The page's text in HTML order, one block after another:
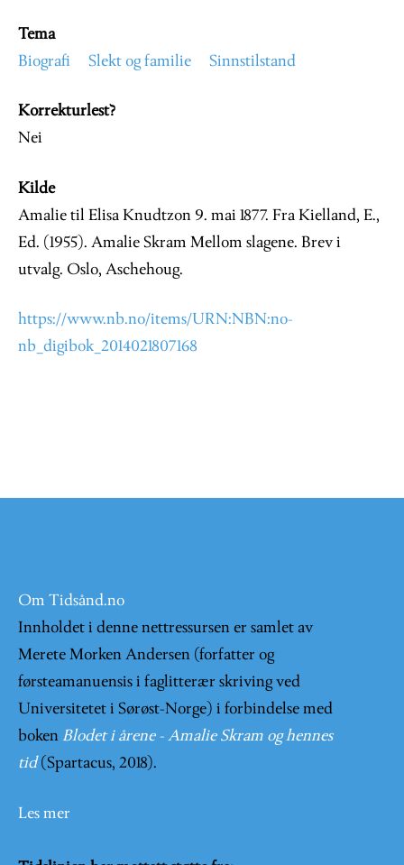
Tema
Biografi
Slekt og familie Sinnstilstand
Korrekturlest?
Nei
Kilde
Amalie til Elisa Knudtzon 9. mai 1877. Fra Kielland, E.,
Ed. (1955). Amalie Skram Mellom slagene. Brev i
utvalg. Oslo, Aschehoug.
https://www.nb.no/items/URN:NBN:no-
nb_digibok_2014021807168
Om Tidsånd.no
Innholdet i denne nettressursen er samlet av
Merete Morken Andersen (forfatter og
førsteamanuensis i faglitterær skriving ved
Universitetet i Sørøst-Norge) i forbindelse med
boken Blodet i årene - Amalie Skram og hennes
tid (Spartacus, 2018).
Les mer